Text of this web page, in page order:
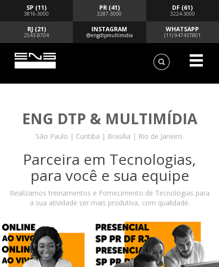
SP (11)
3816-3000
PR (41)
3287-3000
DF (61)
3224-3000
RJ (21)
2543-8704
INSTAGRAM
@engdtpmultimidia
WHATSAPP
(11) 947437801
ENG DTP & MULTIMÍDIA
São Paulo | Curitiba | Brasília | Rio de Janeiro.
Parceira em Tecnologias,
para você e sua equipe
Realizamos treinamentos e Fornecimento de Tecnologias para
a sua atividade ser mais produtiva, com qualidade.